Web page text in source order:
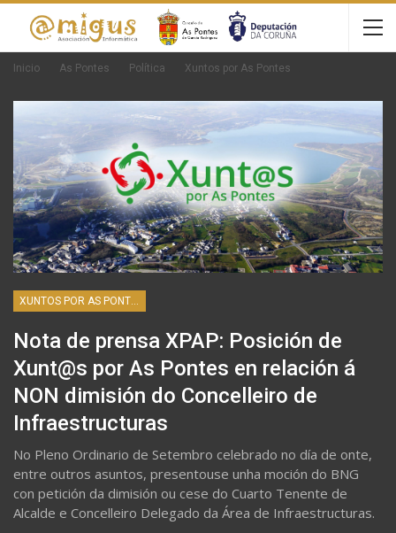
Inicio As Pontes Política Xuntos por As Pontes
XUNTOS POR AS PONTES
Nota de prensa XPAP: Posición de
Xunt@s por As Pontes en relación á
NON dimisión do Concelleiro de
Infraestructuras
No Pleno Ordinario de Setembro celebrado no día de onte,
entre outros asuntos, presentouse unha moción do BNG
con petición da dimisión ou cese do Cuarto Tenente de
Alcalde e Concelleiro Delegado da Área de Infraestructuras.